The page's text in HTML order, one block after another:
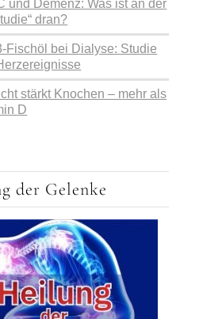
und Demenz: Was ist an der
dran?
Fischöl bei Dialyse: Studie
stärkt Knochen – mehr als
D
der Gelenke